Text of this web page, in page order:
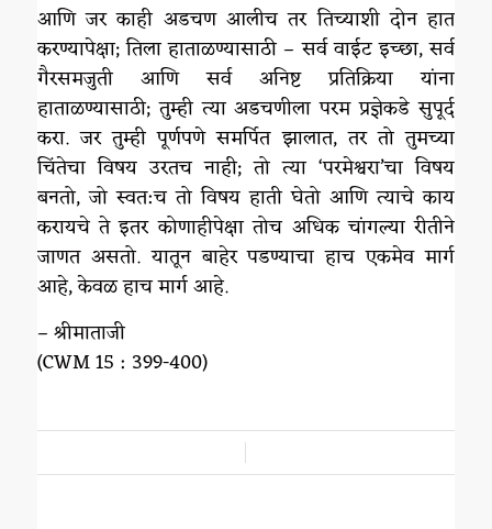
आणि जर काही अडचण आलीच तर तिच्याशी दोन हात
करण्यापेक्षा; तिला हाताळण्यासाठी – सर्व वाईट इच्छा, सर्व
गैरसमजुती आणि सर्व अनिष्ट प्रतिक्रिया यांना
हाताळण्यासाठी; तुम्ही त्या अडचणीला परम प्रज्ञेकडे सुपूर्द
करा. जर तुम्ही पूर्णपणे समर्पित झालात, तर तो तुमच्या
चिंतेचा विषय उरतच नाही; तो त्या ‘परमेश्वरा’चा विषय
बनतो, जो स्वत:च तो विषय हाती घेतो आणि त्याचे काय
करायचे ते इतर कोणाहीपेक्षा तोच अधिक चांगल्या रीतीने
जाणत असतो. यातून बाहेर पडण्याचा हाच एकमेव मार्ग
आहे, केवळ हाच मार्ग आहे.
– श्रीमाताजी
(CWM 15 : 399-400)